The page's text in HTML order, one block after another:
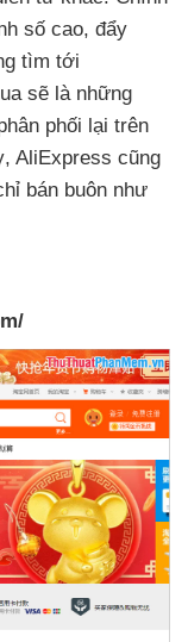
số cao, đẩy
tìm tới
sẽ là những
phối lại trên
, AliExpress cũng
bán buôn như